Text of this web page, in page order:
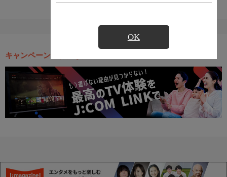
OK
キャンペーン・お得な情報